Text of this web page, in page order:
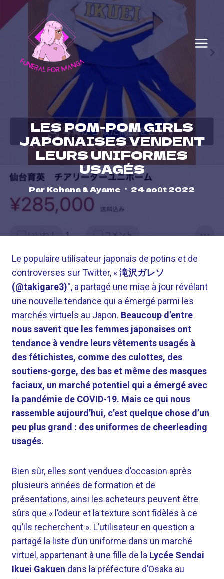
to
content
LES POM-POM GIRLS
JAPONAISES VENDENT
LEURS UNIFORMES
USAGÉS
Par Kohana & Ayame 24 août 2022
Le populaire utilisateur japonais de potins et de
controverses sur Twitter, «滝沢ガレソ
(@takigare3)“, a partagé une mise à jour révélant
une nouvelle tendance qui a émergé parmi les
marchés virtuels au Japon. Beaucoup d’entre
nous savent que les femmes japonaises ont
tendance à vendre leurs vêtements usagés à
des fétichistes, comme des culottes, des
soutiens-gorge, des bas et même des masques
faciaux, un marché potentiel qui a émergé avec
la pandémie de COVID-19. Mais ce qui nous
rassemble aujourd’hui, c’est quelque chose d’un
peu plus grand : des uniformes de cheerleading
usagés.
Bien sûr, elles sont vendues d’occasion après
plusieurs années de formation et de
présentations, ainsi les acheteurs peuvent être
sûrs que « l’odeur et la texture sont fidèles à ce
qu’ils recherchent ». L’utilisateur en question a
partagé la liste d’un uniforme dans un marché
virtuel, appartenant à une fille de la Lycée Sendai
Ikuei Gakuen dans la préfecture d’Osaka au